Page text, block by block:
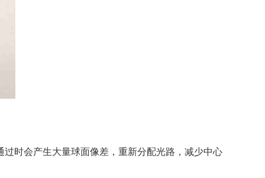
时会产生大量球面像差，重新分配光路，减少中心